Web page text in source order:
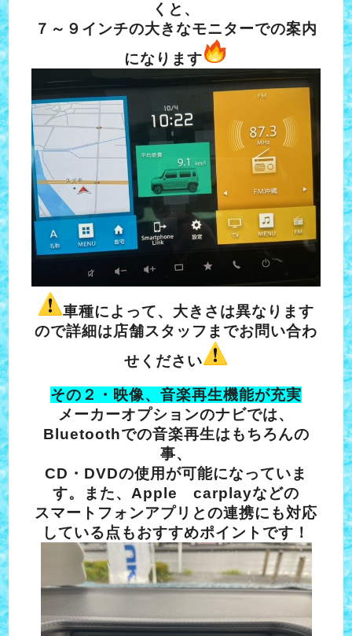
くと、
７～９インチの大きなモニターでの案内
になります
車種によって、大きさは異なります
ので詳細は店舗スタッフまでお問い合わ
せください
その２・映像、音楽再生機能が充実
メーカーオプションのナビでは、
Bluetoothでの音楽再生はもちろんの
事、
CD・DVDの使用が可能になっていま
す。また、Apple carplayなどの
スマートフォンアプリとの連携にも対応
している点もおすすめポイントです！